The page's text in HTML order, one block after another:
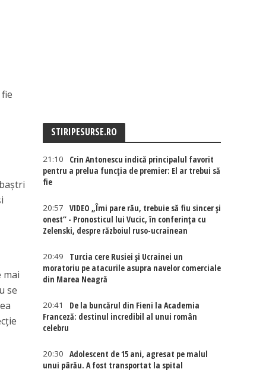
mai
se
STIRIPESURSE.RO
21:10
Crin Antonescu indică principalul favorit
pentru a prelua funcția de premier: El ar trebui să
fie
20:57
VIDEO „Îmi pare rău, trebuie să fiu sincer și
onest” - Pronosticul lui Vucic, în conferința cu
Zelenski, despre războiul ruso-ucrainean
20:49
Turcia cere Rusiei și Ucrainei un
moratoriu pe atacurile asupra navelor comerciale
din Marea Neagră
20:41
De la buncărul din Fieni la Academia
Franceză: destinul incredibil al unui român
celebru
20:30
Adolescent de 15 ani, agresat pe malul
unui pârău. A fost transportat la spital